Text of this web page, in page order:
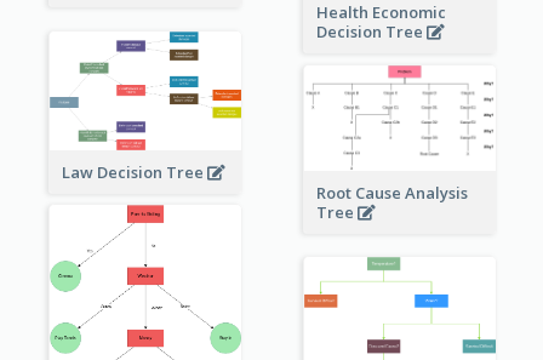
Health Economic
Decision Tree
Law Decision Tree
Root Cause Analysis
Tree